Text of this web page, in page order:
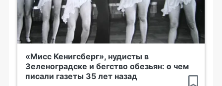
«Мисс Кенигсберг», нудисты в
Зеленоградске и бегство обезьян: о чем
писали газеты 35 лет назад